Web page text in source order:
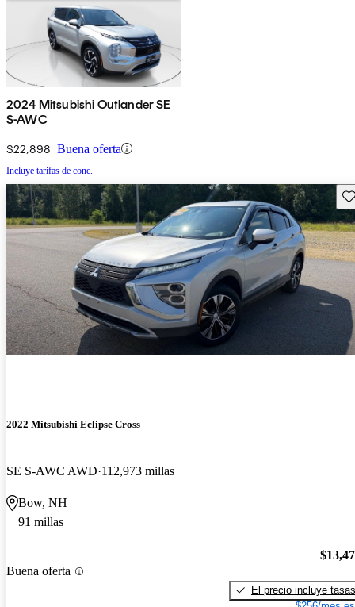
2024 Mitsubishi Outlander SE
S-AWC
$22,898 Buena oferta
Incluye tarifas de conc.
2022 Mitsubishi Eclipse Cross
SE S-AWC AWD 112,973 millas
Bow, NH
91 millas
Buena oferta
El precio incluye tasas